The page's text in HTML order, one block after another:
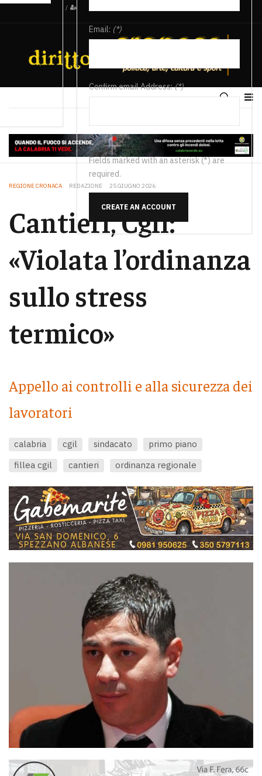
/
Email: (*)
Confirm email Address:(*)
Fields marked with an asterisk (*) are
required.
CREATE AN ACCOUNT
REGIONE CRONACA REDAZIONE 25 GIUGNO 2026
Cantieri, Cgil:
«Violata l’ordinanza
sullo stress
termico»
Appello ai controlli e alla sicurezza dei
lavoratori
calabria cgil sindacato
primo piano
fillea cgil
cantieri ordinanza regionale